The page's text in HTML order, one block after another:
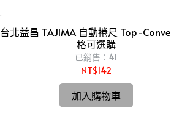
台北益昌 TAJIMA 自動捲尺 Top-Conve 多規
格可選購
已銷售：41
NT$142
加入購物車